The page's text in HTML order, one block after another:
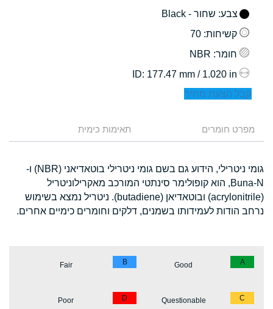
צבע: שחור - Black
קשיחות: 70
חומר: NBR
: 177.47 mm / 1.020 in
קבל הצעת מחיר
מפרט חומרים תאימות כימית
גומי ניטרילי, הידוע גם בשם גומי ניטרילי בוטאדיאני (NBR) ו-
Buna-N, הוא קופולימר סינתטי המורכב מאקרילוניטריל
(acrylonitrile) ובוטאדיאן (butadiene). ניטריל נמצא בשימוש
נרחב הודות לעמידותו בשמנים, דלקים וחומרים כימיים אחרים.
A
Good
B
Fair
C
Questionable
D
Poor